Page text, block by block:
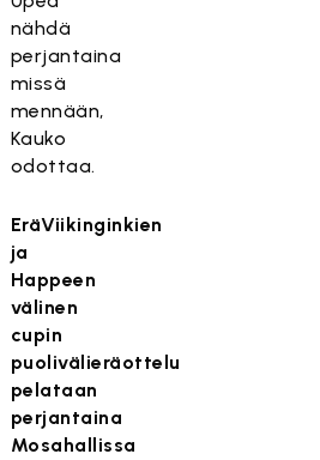
nähdä
perjantaina
missä
mennään,
Kauko
odottaa.
EräViikinginkien
ja
Happeen
välinen
cupin
puolivälieräottelu
pelataan
perjantaina
Mosahallissa